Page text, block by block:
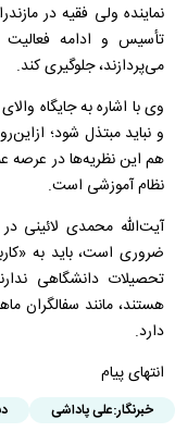
نماینده ولی‌ فقیه در
تأسیس و ادامه فعالیت
می‌پردازند، جلوگیری کند.
وی با اشاره به جایگاه
و نباید مبتذل شود؛
هم این نظریه‌ها در عرصه
نظام آموزشی است.
آیت‌الله محمدی لائینی
ضروری است، باید به
تحصیلات دانشگاهی
هستند، مانند سفالگران
دارد.
انتهای پیام
خبرنگار:علی پاداشی